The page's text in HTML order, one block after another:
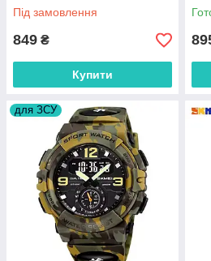
Під замовлення
849 ₴
Купити
для ЗСУ